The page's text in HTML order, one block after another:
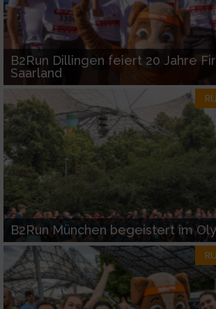
B2Run Dillingen feiert 20 Jahre
Saarland
B2Run München begeistert im